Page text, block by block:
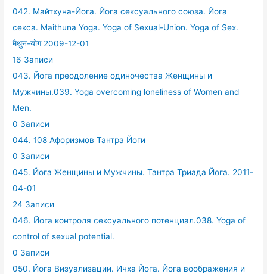
042. Майтхуна-Йога. Йога сексуального союза. Йога
секса. Maithuna Yoga. Yoga of Sexual-Union. Yoga of Sex.
मैथुन-योग 2009-12-01
16 Записи
043. Йога преодоление одиночества Женщины и
Мужчины.039. Yoga overcoming loneliness of Women and
Men.
0 Записи
044. 108 Афоризмов Тантра Йоги
0 Записи
045. Йога Женщины и Мужчины. Тантра Триада Йога. 2011-
04-01
24 Записи
046. Йога контроля сексуального потенциал.038. Yoga of
control of sexual potential.
0 Записи
050. Йога Визуализации. Ичха Йога. Йога воображения и